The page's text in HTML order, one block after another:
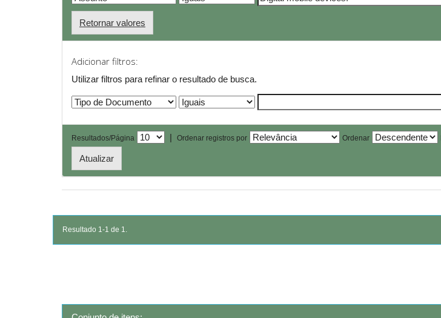
Retornar valores
Adicionar filtros:
Utilizar filtros para refinar o resultado de busca.
Resultados/Página | Ordenar registros por Ordenar
Resultado 1-1 de 1.